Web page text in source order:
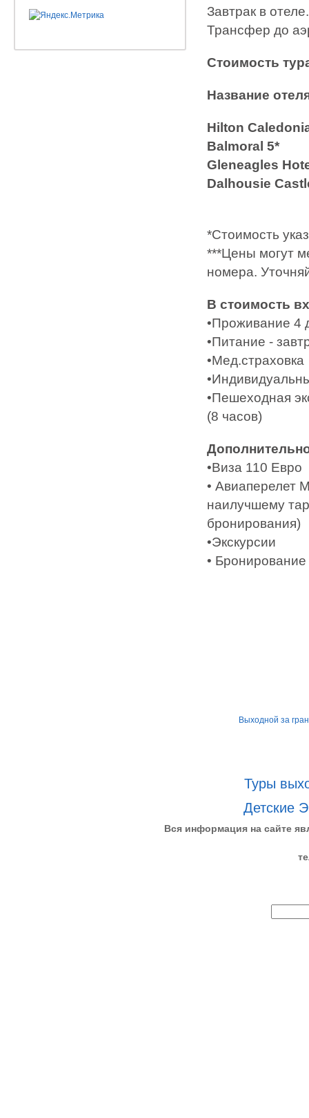
Завтрак в отеле.
Трансфер до
Стоимость
Название
Hilton
Balmoral
Gleneagles
Dalhousie
*Стоимость
***Цены могут
номера.
В стоимость
•Проживание 4
•Питание -
•Мед.страховка
•Пешеходная
(8 часов)
•Виза 110 Евро
• Авиаперелет
наилучшему
бронирования)
•Экскурсии
•
Выходной за
Туры
Детские
Вся информация на сайте